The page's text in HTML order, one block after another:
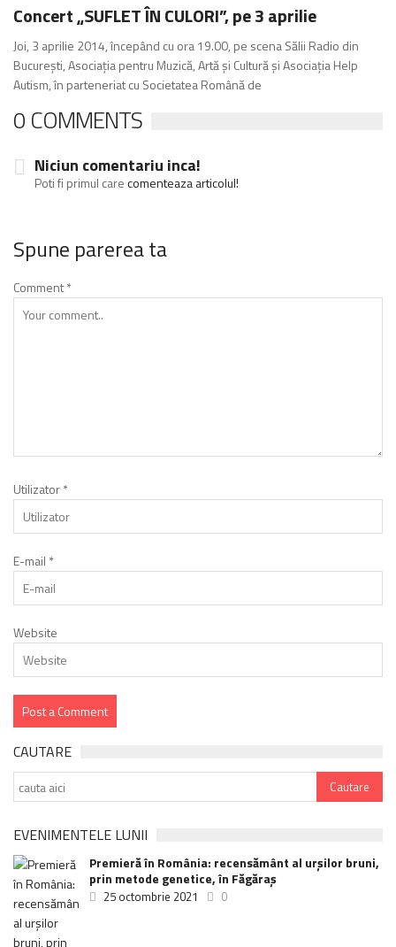
Concert „SUFLET ÎN CULORI”, pe 3 aprilie
Joi, 3 aprilie 2014, începând cu ora 19.00, pe scena Sălii Radio din
Bucureşti, Asociaţia pentru Muzică, Artă şi Cultură şi Asociaţia Help
Autism, în parteneriat cu Societatea Română de
0 COMMENTS
Niciun comentariu inca!
Poti fi primul carecomenteaza articolul!
Spune parerea ta
Comment*
Utilizator*
E-mail *
Website
CAUTARE
EVENIMENTELE LUNII
Premieră în România: recensământ al urșilor bruni,
prin metode genetice, în Făgăraș
25 octombrie 2021 0